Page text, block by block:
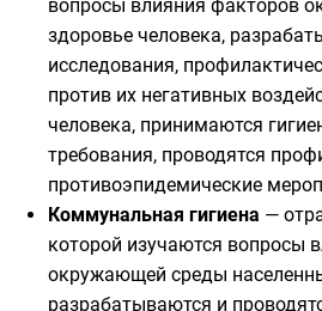
вопросы влияния факторов
здоровье человека,
исследования,
против их негативных
человека, принимаются
требования, проводятся
противоэпидемические
Коммунальная гигиена —
которой изучаются вопросы
окружающей среды
разрабатываются и